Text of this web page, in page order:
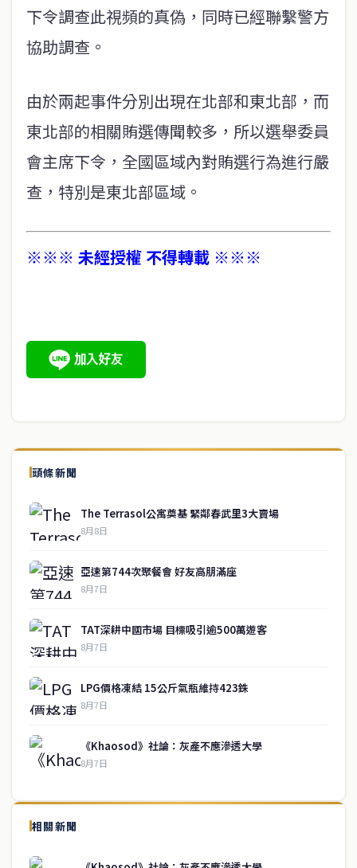
下令調查此視頻的真偽，同時已經聯繫警方
協助調查。
由於兩起事件分別出現在北部和東北部，而
東北部的相關賄選傳聞較多，所以選舉委員
會主席下令，全國區域內對賄選行為進行嚴
查，特別是東北部區域。
※※※ 未經授權 不得轉載 ※※※
頭條新聞
The Terrasol公寓奠基 緊鄰春武里3大賣場
8月8日
亞速第744次聚餐會 好友高朋滿座
8月7日
TAT深耕中國市場 目標吸引逾500萬遊客
8月7日
LPG價格凍結 15公斤氣瓶維持423銖
8月7日
《Khaosod》社論：灰產不應滲透大學
8月7日
相關新聞
service@thaichinesenews.com ↑ 回到頂端